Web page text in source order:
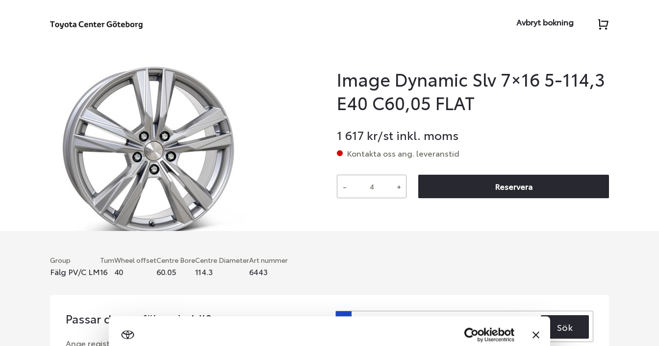
Avbryt bokning
Image Dynamic Slv 7×16 5-114,3
E40 C60,05 FLAT
1 617 kr/st inkl. moms
Kontakta oss ang. leveranstid
- + Reservera
Group
Fälg PV/C LM
Tum
16
Wheel offset
40
Centre Bore
60.05
Centre Diameter
114.3
Art nummer
6443
Passar denna fälg min bil?
Ange registreringsnummer för att se om den fälg du valt passar din
Sök